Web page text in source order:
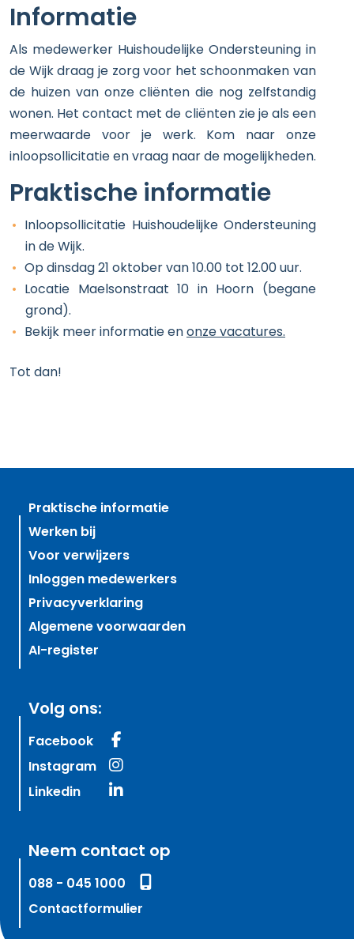
Informatie
Als medewerker Huishoudelijke Ondersteuning in
de Wijk draag je zorg voor het schoonmaken van
de huizen van onze cliënten die nog zelfstandig
wonen. Het contact met de cliënten zie je als een
meerwaarde voor je werk. Kom naar onze
inloopsollicitatie en vraag naar de mogelijkheden.
Praktische informatie
Inloopsollicitatie Huishoudelijke Ondersteuning
in de Wijk.
Op dinsdag 21 oktober van 10.00 tot 12.00 uur.
Locatie Maelsonstraat 10 in Hoorn (begane
grond).
Bekijk meer informatie en onze vacatures.
Tot dan!
Praktische informatie
Werken bij
Voor verwijzers
Inloggen medewerkers
Privacyverklaring
Algemene voorwaarden
AI-register
Volg ons:
Facebook
Instagram
Linkedin
Neem contact op
088 - 045 1000
Contactformulier